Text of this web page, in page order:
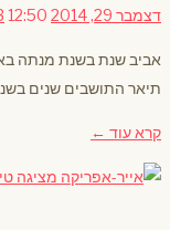
דצמבר 29, 2014 12:50 pm
3
אביב שנת בשנת מנתה
תיאר התושבים שנים
קרא עוד ←